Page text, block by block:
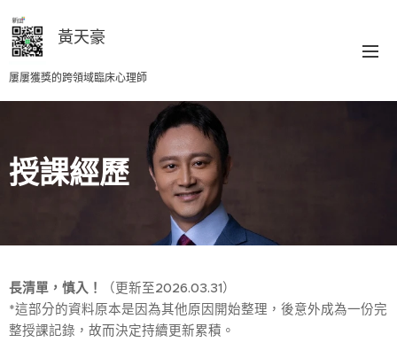
黃天豪
屢屢獲獎的跨領域臨床心理師
授課經歷
長清單，慎入！
（更新至2026.03.31）
*這部分的資料原本是因為其他原因開始整理，後意外成為一份完
整授課記錄，故而決定持續更新累積。